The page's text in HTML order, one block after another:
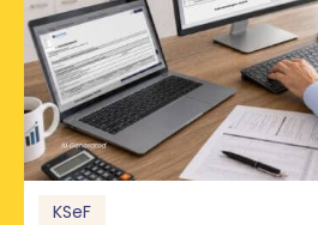
KSeF